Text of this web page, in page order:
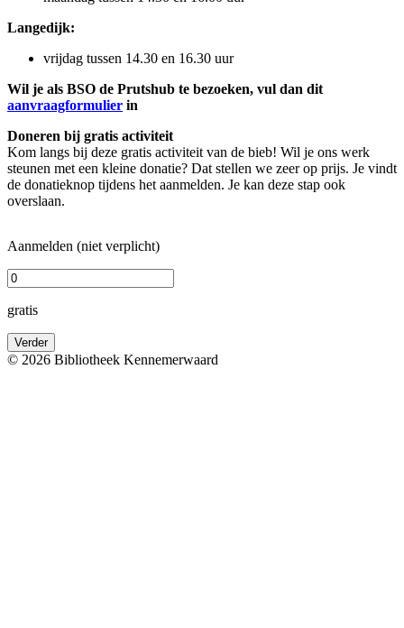
Langedijk:
vrijdag tussen 14.30 en 16.30 uur
Wil je als BSO de Prutshub te bezoeken, vul dan dit
aanvraagformulier in
Doneren bij gratis activiteit
Kom langs bij deze gratis activiteit van de bieb! Wil je ons werk
steunen met een kleine donatie? Dat stellen we zeer op prijs. Je vindt
de donatieknop tijdens het aanmelden. Je kan deze stap ook
overslaan.
Aanmelden (niet verplicht)
gratis
Verder
© 2026 Bibliotheek Kennemerwaard